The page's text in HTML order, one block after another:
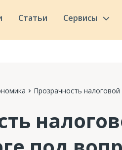
Статьи Сервисы
Прозрачность